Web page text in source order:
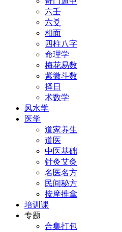
六壬
六爻
相面
四柱八字
命理学
梅花易数
紫微斗数
择日
术数学
风水学
医学
道家养生
道医
中医基础
针灸艾灸
名医名方
民间秘方
按摩推拿
培训课
专题
合集打包